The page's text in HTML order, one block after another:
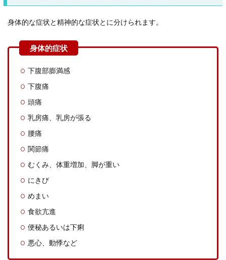
身体的な症状と精神的な症状とに分けられます。
下腹部膨満感
下腹痛
頭痛
乳房痛、乳房が張る
腰痛
関節痛
むくみ、体重増加、脚が重い
にきび
めまい
食欲亢進
便秘あるいは下痢
悪心、動悸など